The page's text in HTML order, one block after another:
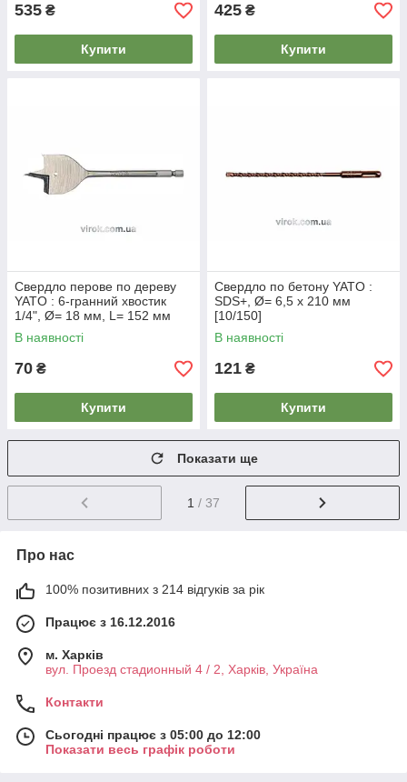
535 ₴
Купити
425 ₴
Купити
Свердло перове по дереву
YATO : 6-гранний хвостик
1/4", Ø= 18 мм, L= 152 мм
[50/300]
В наявності
70 ₴
Купити
Свердло по бетону YATO :
SDS+, Ø= 6,5 x 210 мм
[10/150]
В наявності
121 ₴
Купити
Показати ще
1 / 37
Про нас
100% позитивних з 214 відгуків за рік
Працює з 16.12.2016
м. Харків
вул. Проезд стадионный 4 / 2, Харків, Україна
Контакти
Сьогодні працює з 05:00 до 12:00
Показати весь графік роботи